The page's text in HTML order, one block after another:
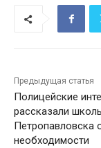
Предыдущая статья
Полицейские
рассказали
Петропавловска
необходимости